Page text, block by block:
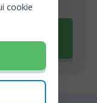
cookie